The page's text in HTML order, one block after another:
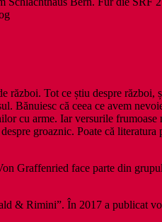
Tot ce știu despre
că ceea ce avem
cu arme. Iar versurile
groaznic. Poate că
Graffenried face parte din
& Rimini”. În 2017 a publicat